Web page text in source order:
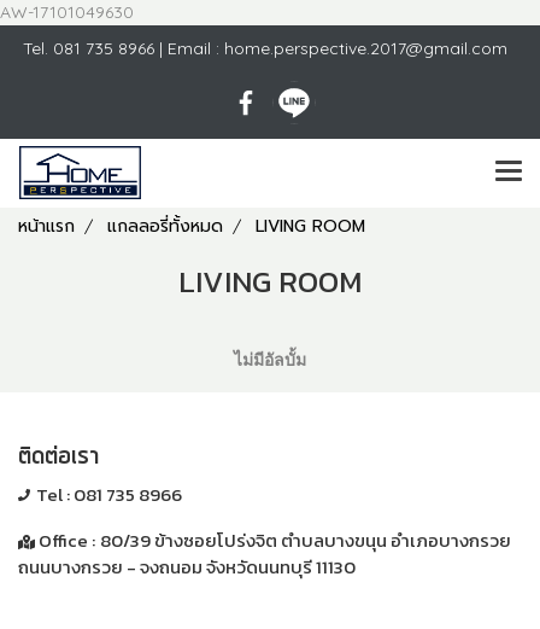
AW-17101049630
Tel. 081 735 8966 | Email : home.perspective.2017@gmail.com
หน้าแรก แกลลอรี่ทั้งหมด LIVING ROOM
LIVING ROOM
ไม่มีอัลบั้ม
ติดต่อเรา
Tel :081 735 8966
Office : 80/39 ข้างซอยโปร่งจิต ตำบลบางขนุน อำเภอบางกรวย
ถนนบางกรวย - จงถนอมจังหวัดนนทบุรี 11130